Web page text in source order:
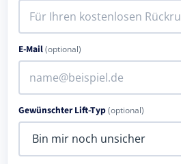
E-Mail(optional)
Gewünschter Lift-Typ(optional)